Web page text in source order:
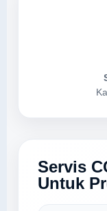
Servis
Untuk